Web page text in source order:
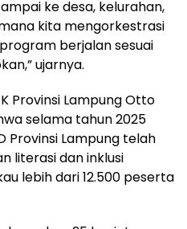
ke desa, kelurahan,
kita mengorkestrasi
berjalan sesuai
ujarnya.
Provinsi Lampung Otto
selama tahun 2025
Provinsi Lampung telah
literasi dan inklusi
lebih dari 12.500 peserta